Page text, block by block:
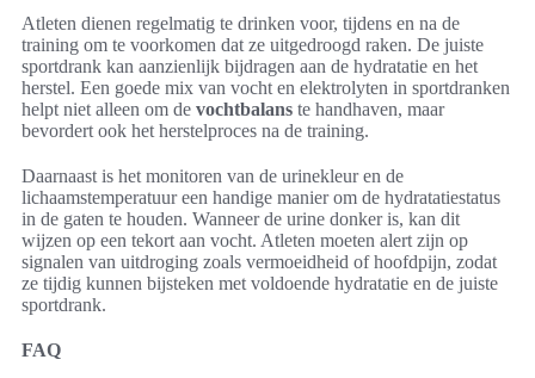
Atleten dienen regelmatig te drinken voor, tijdens en na de
training om te voorkomen dat ze uitgedroogd raken. De juiste
sportdrank kan aanzienlijk bijdragen aan de hydratatie en het
herstel. Een goede mix van vocht en elektrolyten in sportdranken
helpt niet alleen om de vochtbalans te handhaven, maar
bevordert ook het herstelproces na de training.
Daarnaast is het monitoren van de urinekleur en de
lichaamstemperatuur een handige manier om de hydratatiestatus
in de gaten te houden. Wanneer de urine donker is, kan dit
wijzen op een tekort aan vocht. Atleten moeten alert zijn op
signalen van uitdroging zoals vermoeidheid of hoofdpijn, zodat
ze tijdig kunnen bijsteken met voldoende hydratatie en de juiste
sportdrank.
FAQ